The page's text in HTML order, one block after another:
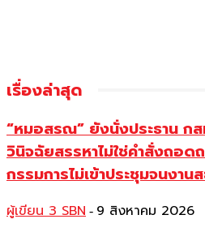
เรื่องล่าสุด
“หมอสรณ” ยังนั่งประธาน ก
วินิจฉัยสรรหาไม่ใช่คำสั่งถอด
กรรมการไม่เข้าประชุมจนงา
ผู้เขียน 3 SBN - 9 สิงหาคม 2026